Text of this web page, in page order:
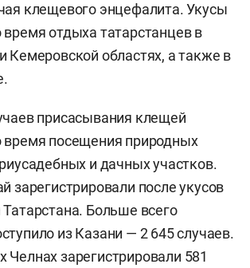
клещевого энцефалита. Укусы
отдыха татарстанцев в
Кемеровской областях, а также в
присасывания клещей
время посещения природных
и дачных участков.
зарегистрировали после укусов
Больше всего
из Казани — 2 645 случаев.
зарегистрировали 581